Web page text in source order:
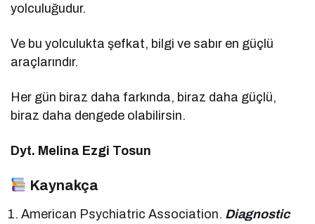
yolculuğudur.
Ve bu yolculukta şefkat, bilgi ve sabır en güçlü
araçlarındır.
Her gün biraz daha farkında, biraz daha güçlü,
biraz daha dengede olabilirsin.
Dyt. Melina Ezgi Tosun
Kaynakça
American Psychiatric Association. Diagnostic